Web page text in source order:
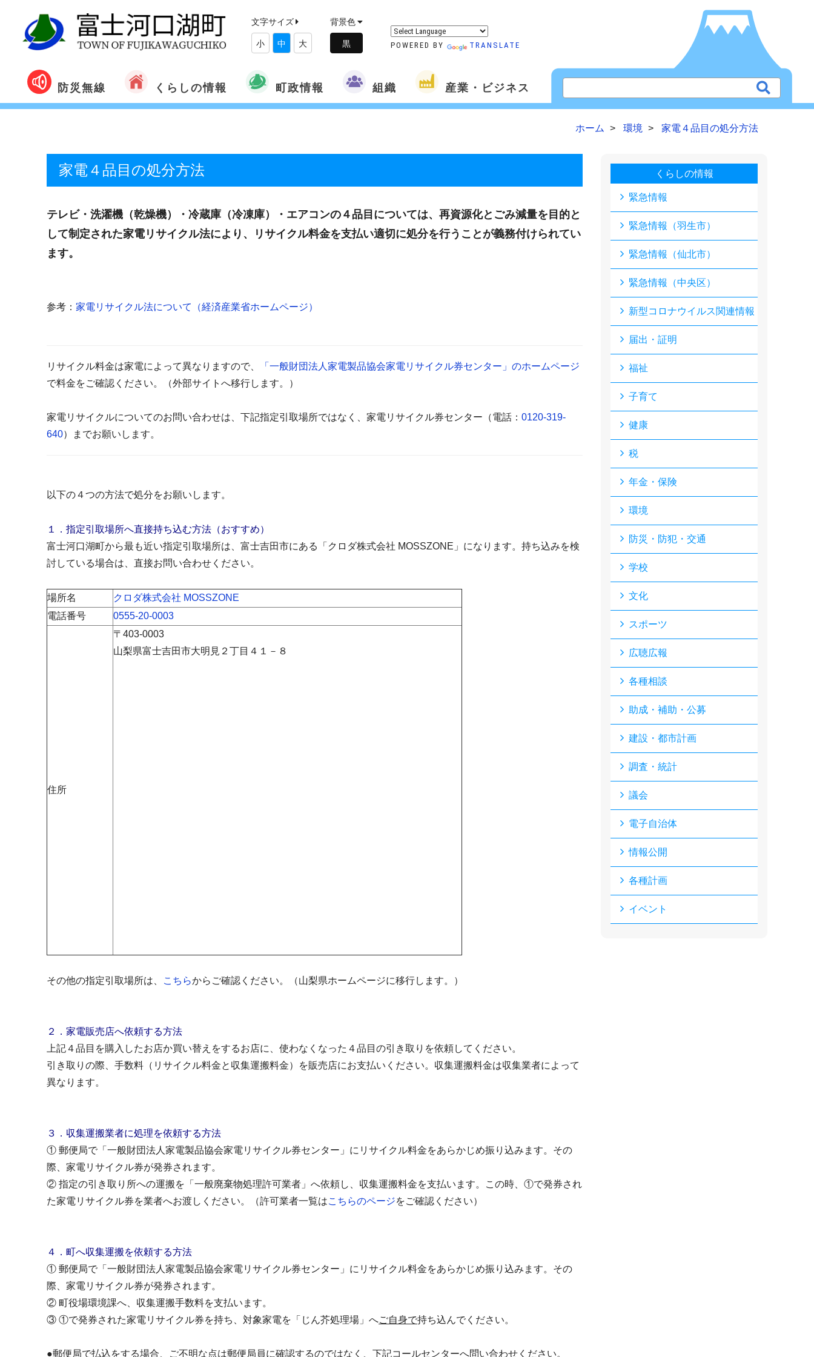
文字サイズ
小 中 大
背景色
POWERED BY TRANSLATE
防災無線 くらしの情報 町政情報 組織 産業・ビジネス
ホーム 環境 家電４品目の処分方法
家電４品目の処分方法
テレビ・洗濯機（乾燥機）・冷蔵庫（冷凍庫）・エアコンの４品目については、再資源化とごみ減量を目的と
して制定された家電リサイクル法により、リサイクル料金を支払い適切に処分を行うことが義務付けられてい
ます。
参考： 家電リサイクル法について（経済産業省ホームページ）
リサイクル料金は家電によって異なりますので、
「一般財団法人家電製品協会家電リサイクル券センター」のホームページ
で料金をご確認ください。（外部サイトへ移行します。）
家電リサイクルについてのお問い合わせは、下記指定引取場所ではなく、家電リサイクル券センター（電話： 0120-319-
640）までお願いします。
以下の４つの方法で処分をお願いします。
１．指定引取場所へ直接持ち込む方法（おすすめ）
富士河口湖町から最も近い指定引取場所は、富士吉田市にある「クロダ株式会社 MOSSZONE」になります。持ち込みを検
討している場合は、直接お問い合わせください。
場所名
クロダ株式会社 MOSSZONE
電話番号
0555-20-0003
住所
〒403-0003
山梨県富士吉田市大明見２丁目４１－８
その他の指定引取場所は、 こちらから ご確認ください。（山梨県ホームページに移行します。）
２．家電販売店へ依頼する方法
上記４品目を購入したお店か買い替えをするお店に、使わなくなった４品目の引き取りを依頼してください。
引き取りの際、手数料（リサイクル料金と収集運搬料金）を販売店にお支払いください。収集運搬料金は収集業者によって
異なります。
３．収集運搬業者に処理を依頼する方法
① 郵便局で「一般財団法人家電製品協会家電リサイクル券センター」にリサイクル料金をあらかじめ振り込みます。その
際、家電リサイクル券が発券されます。
② 指定の引き取り所への運搬を「一般廃棄物処理許可業者」へ依頼し、収集運搬料金を支払います。この時、①で発券され
た家電リサイクル券を業者へお渡しください。（許可業者一覧はこちらのページをご確認ください）
４．町へ収集運搬を依頼する方法
① 郵便局で「一般財団法人家電製品協会家電リサイクル券センター」にリサイクル料金をあらかじめ振り込みます。その
際、家電リサイクル券が発券されます。
② 町役場環境課へ、収集運搬手数料を支払います。
③ ①で発券された家電リサイクル券を持ち、対象家電を「じん芥処理場」へご自身で持ち込んでください。
●郵便局で払込をする場合、ご不明な点は郵便局員に確認するのではなく、下記コールセンターへ問い合わせください。
くらしの情報
緊急情報
緊急情報（羽生市）
緊急情報（仙北市）
緊急情報（中央区）
新型コロナウイルス関連情報
届出・証明
福祉
子育て
健康
税
年金・保険
環境
防災・防犯・交通
学校
文化
スポーツ
広聴広報
各種相談
助成・補助・公募
建設・都市計画
調査・統計
議会
電子自治体
情報公開
各種計画
イベント